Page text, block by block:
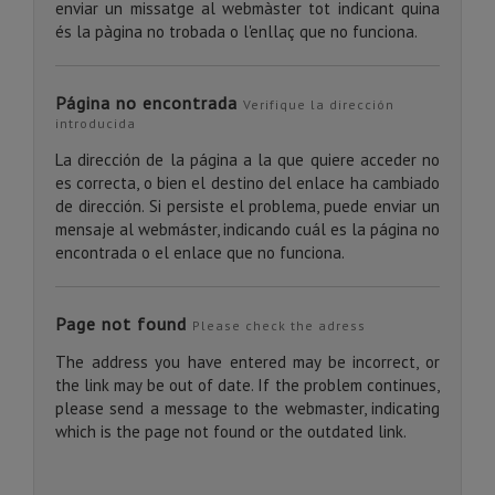
enviar un missatge al webmàster tot indicant quina
és la pàgina no trobada o l'enllaç que no funciona.
Página no encontrada Verifique la dirección
introducida
La dirección de la página a la que quiere acceder no
es correcta, o bien el destino del enlace ha cambiado
de dirección. Si persiste el problema, puede enviar un
mensaje al webmáster, indicando cuál es la página no
encontrada o el enlace que no funciona.
Page not found Please check the adress
The address you have entered may be incorrect, or
the link may be out of date. If the problem continues,
please send a message to the webmaster, indicating
which is the page not found or the outdated link.